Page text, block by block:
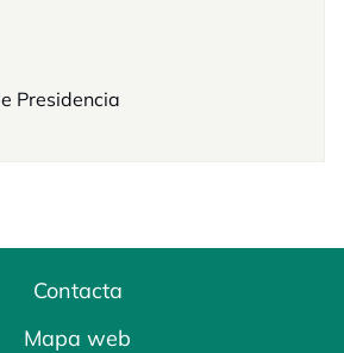
Presidencia
Contacta
Mapa web